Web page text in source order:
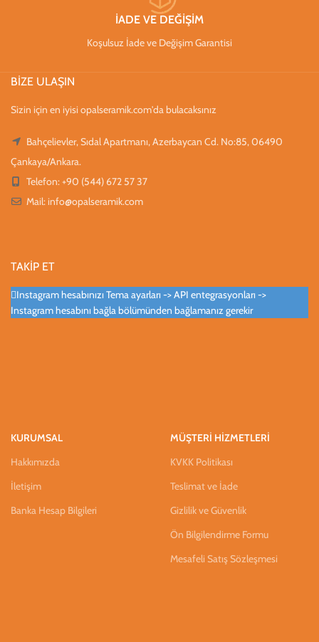
İADE VE DEĞİŞİM
Koşulsuz İade ve Değişim Garantisi
BİZE ULAŞIN
Sizin için en iyisi opalseramik.com'da bulacaksınız
Bahçelievler, Sıdal Apartmanı, Azerbaycan Cd. No:85, 06490
Çankaya/Ankara.
Telefon: +90 (544) 672 57 37
Mail: info@opalseramik.com
TAKİP ET
Instagram hesabınızı Tema ayarları -> API entegrasyonları ->
Instagram hesabını bağla bölümünden bağlamanız gerekir
KURUMSAL
Hakkımızda
İletişim
Banka Hesap Bilgileri
MÜŞTERİ HİZMETLERİ
KVKK Politikası
Teslimat ve İade
Gizlilik ve Güvenlik
Ön Bilgilendirme Formu
Mesafeli Satış Sözleşmesi